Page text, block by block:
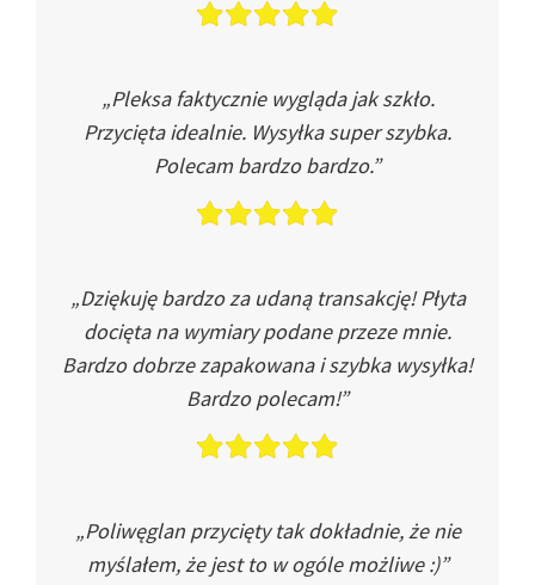
„Pleksa faktycznie wygląda jak szkło.
Przycięta idealnie. Wysyłka super szybka.
Polecam bardzo bardzo.”
„Dziękuję bardzo za udaną transakcję! Płyta
docięta na wymiary podane przeze mnie.
Bardzo dobrze zapakowana i szybka wysyłka!
Bardzo polecam!”
„Poliwęglan przycięty tak dokładnie, że nie
myślałem, że jest to w ogóle możliwe :)”